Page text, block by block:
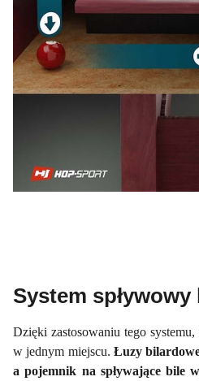
System spływowy
Dzięki zastosowaniu tego
w jednym miejscu. Łuzy
a pojemnik na spływające bile